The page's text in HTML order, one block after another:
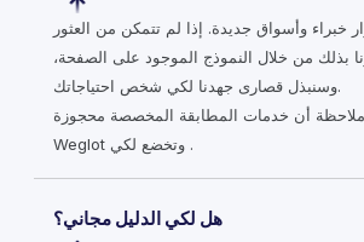
خبراء وأسواق جديدة. إذا لم تتمكن من العثور
بذلك من خلال النموذج الموجود على الصفحة،
وسنبذل قصارى جهدنا لكي شخص احتياجاتك.
أن خدمات المطابقة المخصصة محجوزة
Weglot وتخضع لكي .
هل لكي الدليل مجاني؟